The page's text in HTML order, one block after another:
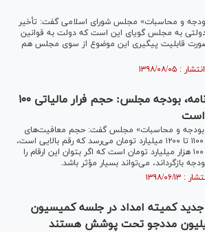
و محاسبات» مجلس شورای اسلامی گفت: تأخیر
دولتی به مجلس گویای این است که دولت به قوانین
قابلیت پیگیری این موضوع از سوی مجلس هم
رئیس کمیسیون برنامه، بودجه مجلس: حجم فرار مالیاتی ۱۰۰
است
بودجه و محاسبات» مجلس گفت: حجم معافیت‌های
مالیاتی در کشور به حدود ۱۱۰۰ تا ۱۲۰۰ میلیارد تومان می‌رسد که رقم بالایی است،
همچنین فرار مالیاتی هم ۱۰۰ هزار میلیارد تومان است که اگر بتوان این ارقام را
بازگرداند، می‌تواند بسیار مؤثر باشد.
کمیته امداد در جلسه کمیسیون